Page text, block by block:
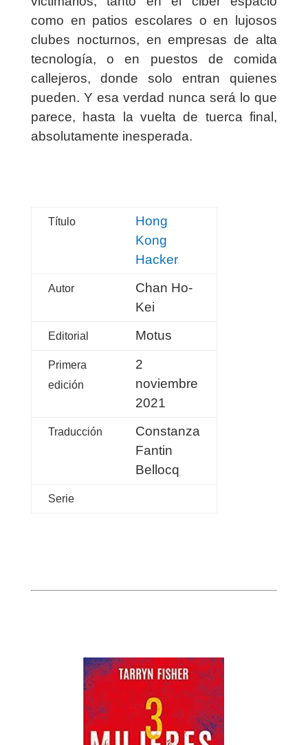
como en patios escolares o en lujosos
clubes nocturnos, en empresas de alta
tecnología, o en puestos de comida
callejeros, donde solo entran quienes
pueden. Y esa verdad nunca será lo que
parece, hasta la vuelta de tuerca final,
absolutamente inesperada.
Título
Hong
Kong
Hacker
Autor
Chan Ho-
Kei
Editorial Motus
Primera
edición
2
noviembre
2021
Traducción
Constanza
Fantin
Bellocq
Serie